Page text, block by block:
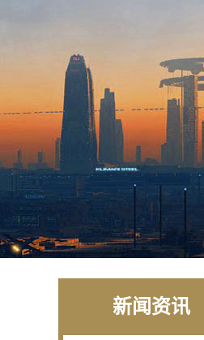
新闻资讯